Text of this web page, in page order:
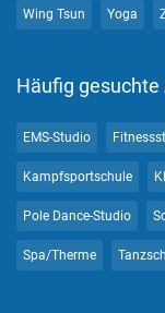
Wing Tsun Yoga
Häufig
EMS-Studio
Kampfsportschule
Pole Dance-Studio
Spa/Therme